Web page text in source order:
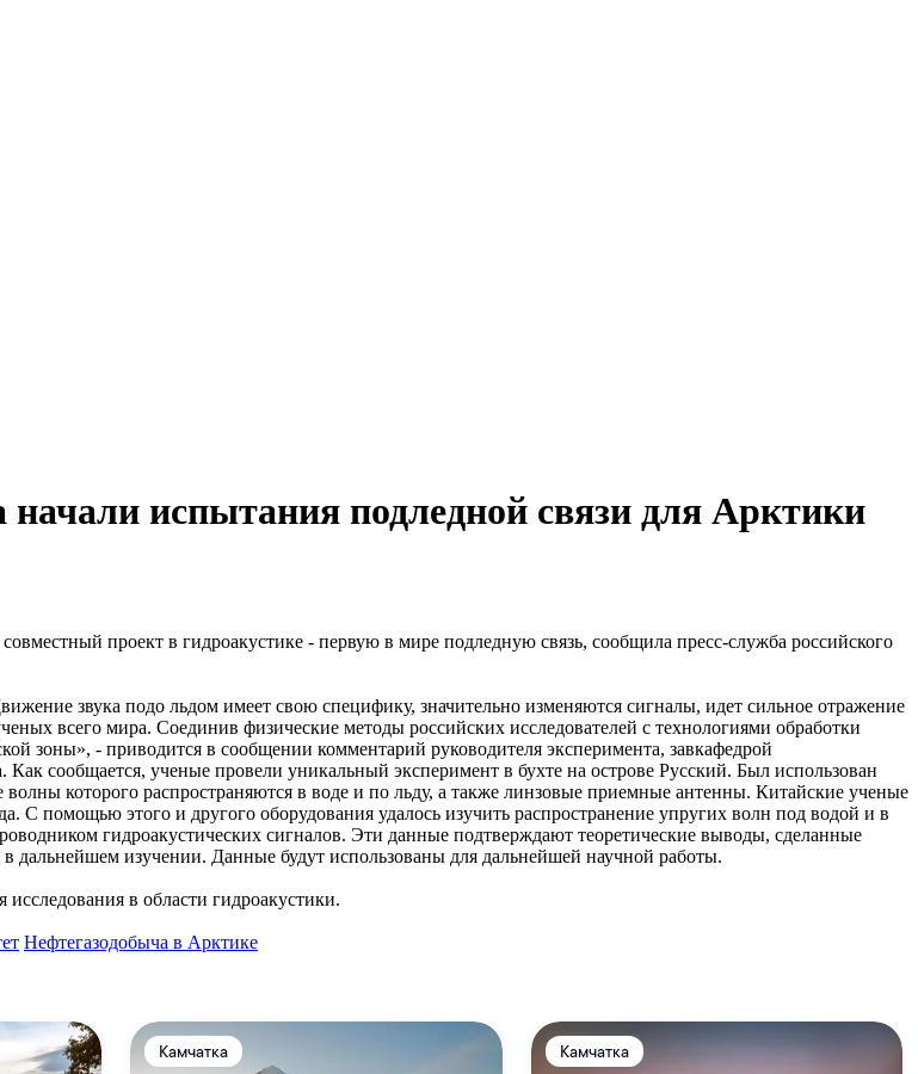
испытания подледной связи для Арктики
проект в гидроакустике - первую в мире подледную связь, сообщила пресс-служба российского
звука подо льдом имеет свою специфику, значительно изменяются сигналы, идет сильное отражение
всего мира. Соединив физические методы российских исследователей с технологиями обработки
зоны», - приводится в сообщении комментарий руководителя эксперимента, завкафедрой
сообщается, ученые провели уникальный эксперимент в бухте на острове Русский. Был использован
которого распространяются в воде и по льду, а также линзовые приемные антенны. Китайские ученые
помощью этого и другого оборудования удалось изучить распространение упругих волн под водой и в
гидроакустических сигналов. Эти данные подтверждают теоретические выводы, сделанные
дальнейшем изучении. Данные будут использованы для дальнейшей научной работы.
в области гидроакустики.
Нефтегазодобыча в Арктике